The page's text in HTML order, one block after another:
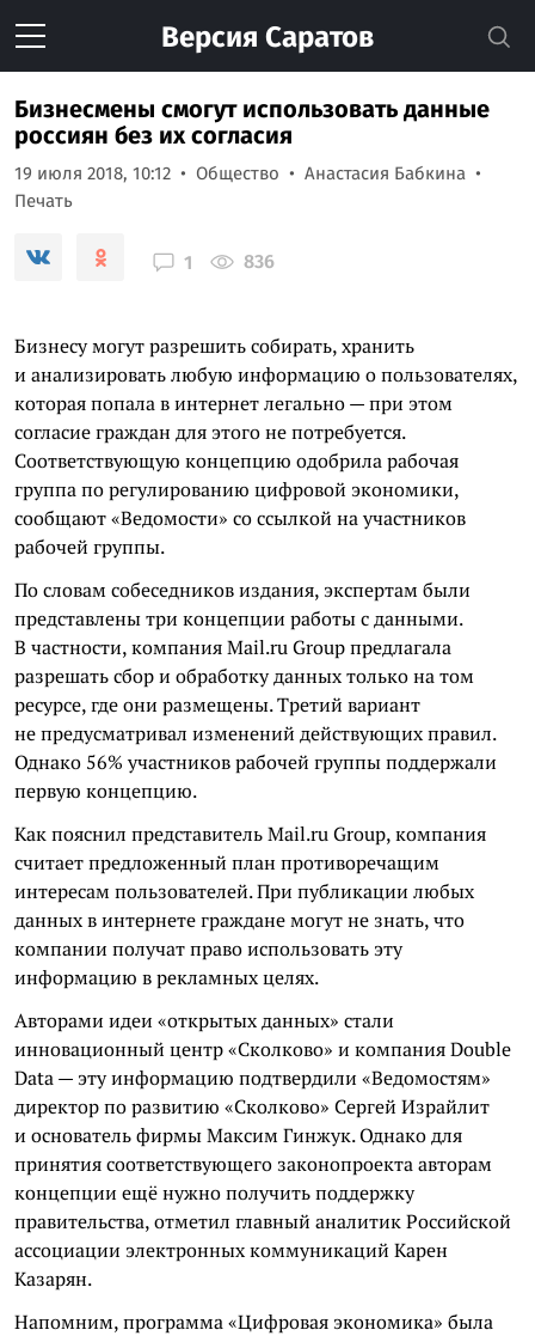
Версия Саратов
Бизнесмены смогут использовать данные
россиян без их согласия
19 июля 2018, 10:12 Общество
Анастасия Бабкина
Печать
1 836
Бизнесу могут разрешить собирать, хранить
и анализировать любую информацию о пользователях,
которая попала в интернет легально — при этом
согласие граждан для этого не потребуется.
Соответствующую концепцию одобрила рабочая
группа по регулированию цифровой экономики,
сообщают «Ведомости» со ссылкой на участников
рабочей группы.
По словам собеседников издания, экспертам были
представлены три концепции работы с данными.
В частности, компания Mail.ru Group предлагала
разрешать сбор и обработку данных только на том
ресурсе, где они размещены. Третий вариант
не предусматривал изменений действующих правил.
Однако 56% участников рабочей группы поддержали
первую концепцию.
Как пояснил представитель Mail.ru Group, компания
считает предложенный план противоречащим
интересам пользователей. При публикации любых
данных в интернете граждане могут не знать, что
компании получат право использовать эту
информацию в рекламных целях.
Авторами идеи «открытых данных» стали
инновационный центр «Сколково» и компания Double
Data — эту информацию подтвердили «Ведомостям»
директор по развитию «Сколково» Сергей Израйлит
и основатель фирмы Максим Гинжук. Однако для
принятия соответствующего законопроекта авторам
концепции ещё нужно получить поддержку
правительства, отметил главный аналитик Российской
ассоциации электронных коммуникаций Карен
Казарян.
Напомним, программа «Цифровая экономика» была